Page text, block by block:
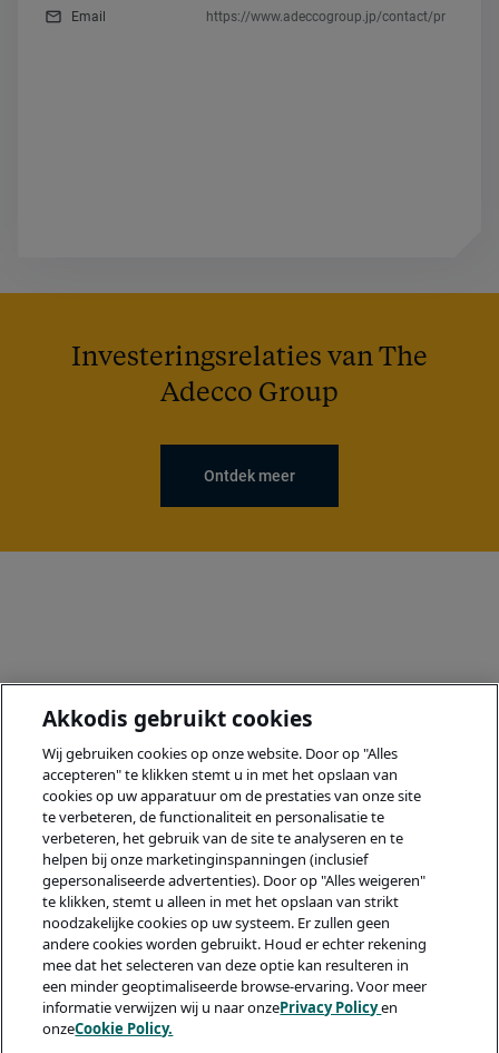
mail_outline Email https://www.adeccogroup.jp/contact/pr
Investeringsrelaties van The
Adecco Group
Ontdek meer
Akkodis gebruikt cookies
Wij gebruiken cookies op onze website. Door op "Alles
accepteren" te klikken stemt u in met het opslaan van
cookies op uw apparatuur om de prestaties van onze site
te verbeteren, de functionaliteit en personalisatie te
verbeteren, het gebruik van de site te analyseren en te
helpen bij onze marketinginspanningen (inclusief
gepersonaliseerde advertenties). Door op "Alles weigeren"
te klikken, stemt u alleen in met het opslaan van strikt
noodzakelijke cookies op uw systeem. Er zullen geen
andere cookies worden gebruikt. Houd er echter rekening
mee dat het selecteren van deze optie kan resulteren in
een minder geoptimaliseerde browse-ervaring. Voor meer
informatie verwijzen wij u naar onzePrivacy Policyen
onzeCookie Policy.